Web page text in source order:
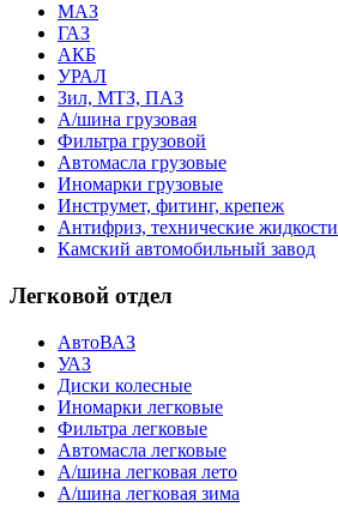
МАЗ
ГАЗ
АКБ
УРАЛ
Зил, МТЗ, ПАЗ
А/шина грузовая
Фильтра грузовой
Автомасла грузовые
Иномарки грузовые
Инструмет, фитинг, крепеж
Антифриз, технические жидкости
Камский автомобильный завод
Легковой отдел
АвтоВАЗ
УАЗ
Диски колесные
Иномарки легковые
Фильтра легковые
Автомасла легковые
А/шина легковая лето
А/шина легковая зима